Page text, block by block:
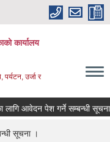
कार्यालय
पर्यटन, उर्जा र
आवेदन पेश गर्ने सम्बन्धी सूचना ।।
सूचना ।